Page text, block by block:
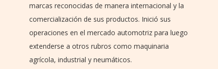
marcas reconocidas de manera internacional y la
comercialización de sus productos. Inició sus
operaciones en el mercado automotriz para luego
extenderse a otros rubros como maquinaria
agrícola, industrial y neumáticos.